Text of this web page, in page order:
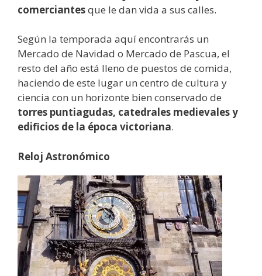
comerciantesque le dan vida a sus calles.
Según la temporada aquí encontrarás un
Mercado de Navidad o Mercado de Pascua, el
resto del año está lleno de puestos de comida,
haciendo de este lugar un centro de cultura y
ciencia con un horizonte bien conservado de
torres puntiagudas, catedrales medievales y
edificios de la época victoriana.
Reloj Astronómico